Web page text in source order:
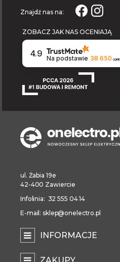
Znajdź nas na:
ZOBACZ JAK NAS OCENIAJĄ
4.9 Na podstawie 38 650 opinii
ul. Żabia 19e
42-400 Zawiercie
Infolinia: 32 555 04 14
E-mail: sklep@onelectro.pl
INFORMACJE